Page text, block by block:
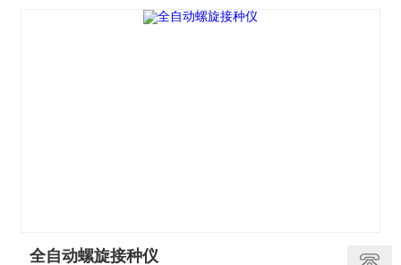
全自动螺旋接种仪